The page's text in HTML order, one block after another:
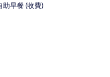
助早餐 (收費)